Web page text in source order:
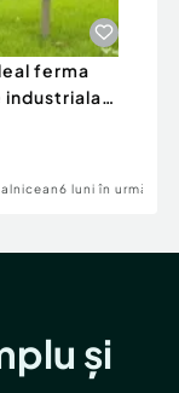
ferma
industriala
71 ml la
6 luni în urmă
și